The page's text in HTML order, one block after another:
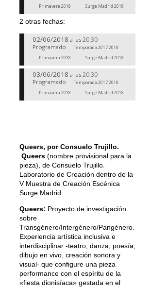
Primavera 2018
Surge Madrid 2018
2 otras fechas:
02/06/2018 a las 20:30
Programado
Temporada 2017 2018
Primavera 2018
Surge Madrid 2018
03/06/2018 a las 20:30
Programado
Temporada 2017 2018
Primavera 2018
Surge Madrid 2018
Queers, por Consuelo Trujillo.
Queers (nombre provisional para la
pieza), de Consuelo Trujillo.
Laboratorio de Creación dentro de la
V Muestra de Creación Escénica
Surge Madrid.
Queers: Proyecto de investigación
sobre
Transgénero/Intergénero/Pangénero.
Experiencia artística inclusiva e
interdisciplinar -teatro, danza, poesía,
dibujo en vivo, creación sonora y
visual- que configure una pieza
performance con el espíritu de la
«fiesta dionisíaca» gestada en el